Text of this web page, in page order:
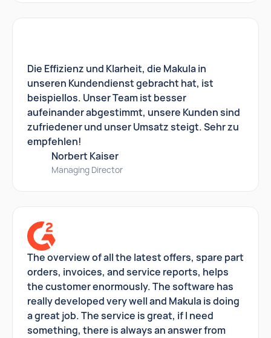
Die Effizienz und Klarheit, die Makula in
unseren Kundendienst gebracht hat, ist
beispiellos. Unser Team ist besser
aufeinander abgestimmt, unsere Kunden sind
zufriedener und unser Umsatz steigt. Sehr zu
empfehlen!
Norbert Kaiser
Managing Director
The overview of all the latest offers, spare part
orders, invoices, and service reports, helps
the customer enormously. The software has
really developed very well and Makula is doing
a great job. The service is great, if I need
something, there is always an answer from